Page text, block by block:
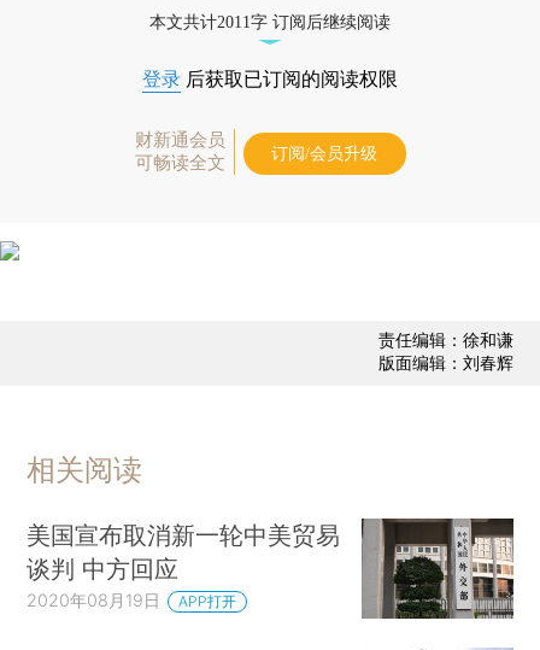
本文共计2011字 订阅后继续阅读
登录 后获取已订阅的阅读权限
财新通会员
可畅读全文
订阅/会员升级
责任编辑：徐和谦
版面编辑：刘春辉
相关阅读
美国宣布取消新一轮中美贸易
谈判 中方回应
2020年08月19日 APP打开